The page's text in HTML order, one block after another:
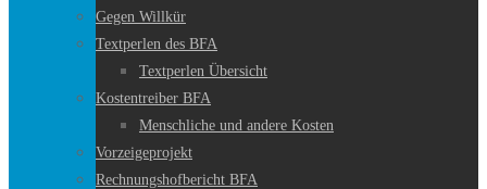
Gegen Willkür
Textperlen des BFA
Textperlen Übersicht
Kostentreiber BFA
Menschliche und andere Kosten
Vorzeigeprojekt
Rechnungshofbericht BFA